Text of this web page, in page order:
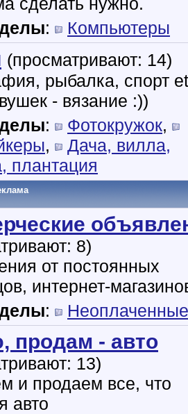
: Компьютеры
(просматривают: 14)
рыбалка, спорт
- вязание :))
: Фотокружок,
,
Дача, вилла,
плантация
8)
от постоянных
интернет-
: Неоплаченные
продам - авто
13)
и продаем все, что
авто